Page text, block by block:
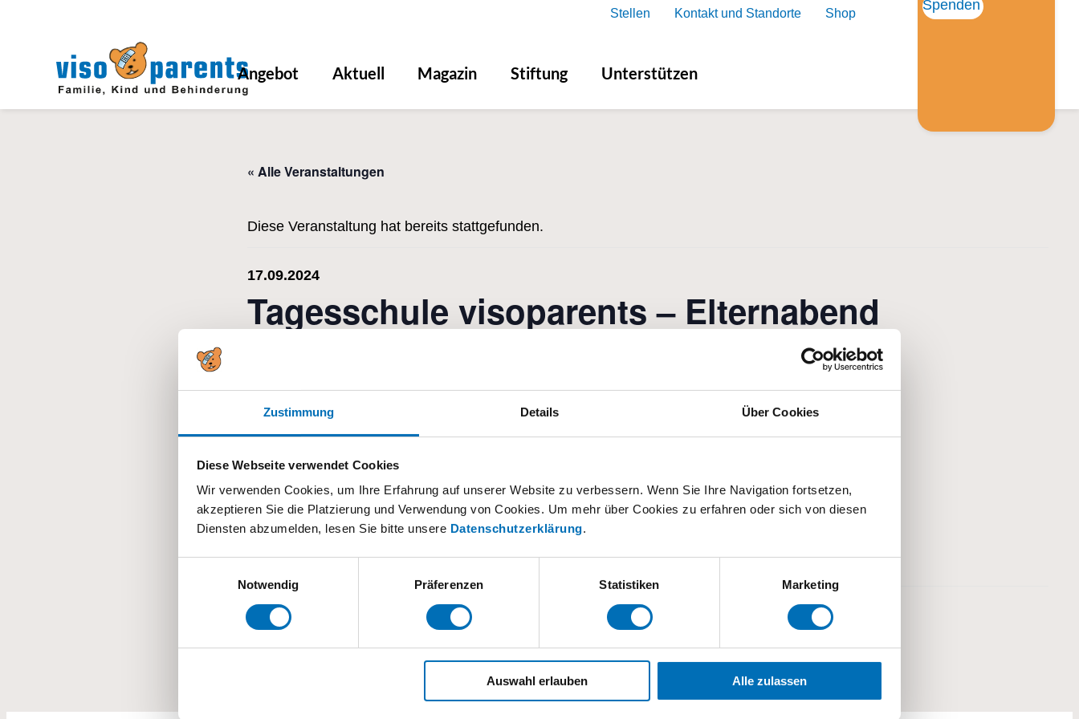
Zustimmung Details Über Cookies
Diese Webseite verwendet Cookies
Wir verwenden Cookies, um Ihre Erfahrung auf unserer Website zu verbessern. Wenn Sie Ihre Navigation fortsetzen,
akzeptieren Sie die Platzierung und Verwendung von Cookies. Um mehr über Cookies zu erfahren oder sich von diesen
Diensten abzumelden, lesen Sie bitte unsere Datenschutzerklärung.
Notwendig
Präferenzen Statistiken Marketing
Auswahl erlauben Alle zulassen
Stellen Kontakt und Standorte Shop
Angebot Aktuell Magazin Stiftung Unterstützen
Spenden
« Alle Veranstaltungen
Diese Veranstaltung hat bereits stattgefunden.
17.09.2024
Tagesschule visoparents – Elternabend
Zum Kalender hinzufügen
DETAILS
Datum:
17.09.2024
Kategorien:
Alle,Tagesschule visoparents